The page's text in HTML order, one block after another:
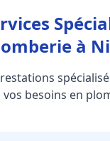
à
vos besoins en